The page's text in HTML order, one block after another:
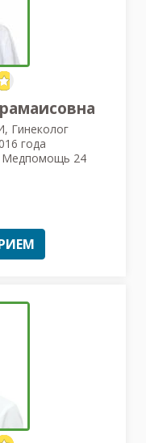
Гинеколог
года
Медпомощь 24